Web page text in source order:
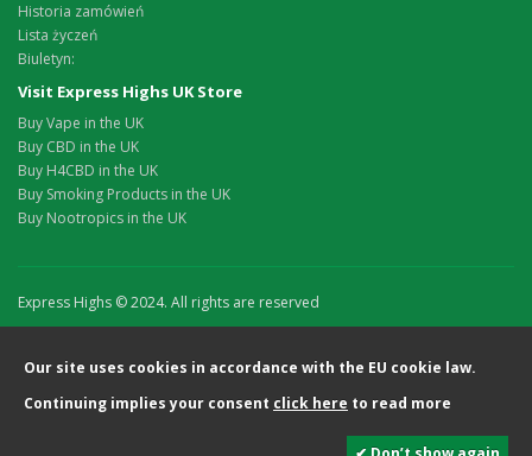
Historia zamówień
Lista życzeń
Biuletyn:
Visit Express Highs UK Store
Buy Vape in the UK
Buy CBD in the UK
Buy H4CBD in the UK
Buy Smoking Products in the UK
Buy Nootropics in the UK
Express Highs © 2024. All rights are reserved
Our site uses cookies in accordance with the EU cookie law.
Continuing implies your consent click here to read more